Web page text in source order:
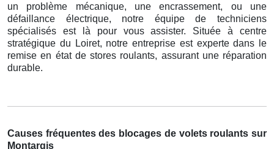
un problème mécanique, une encrassement, ou une
défaillance électrique, notre équipe de techniciens
spécialisés est là pour vous assister. Située à centre
stratégique du Loiret, notre entreprise est experte dans le
remise en état de stores roulants, assurant une réparation
durable.
Causes fréquentes des blocages de volets roulants sur
Montargis